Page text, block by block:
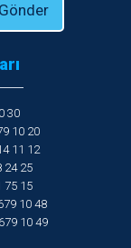
Gönder
30
10 20
11 12
24 25
75 15
10 48
10 49